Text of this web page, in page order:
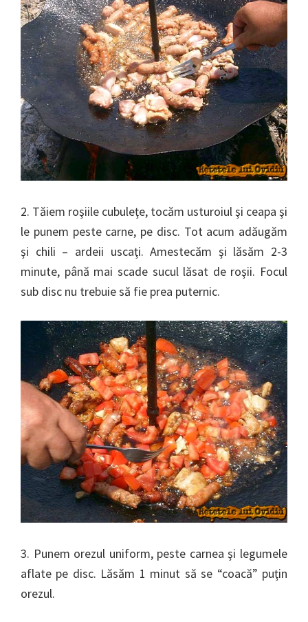
2. Tăiem roşiile cubuleţe, tocăm usturoiul şi ceapa şi
le punem peste carne, pe disc. Tot acum adăugăm
şi chili – ardeii uscaţi. Amestecăm şi lăsăm 2-3
minute, până mai scade sucul lăsat de roşii. Focul
sub disc nu trebuie să fie prea puternic.
3. Punem orezul uniform, peste carnea şi legumele
aflate pe disc. Lăsăm 1 minut să se “coacă” puţin
orezul.